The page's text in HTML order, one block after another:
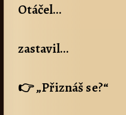
Otáčel…
zastavil…
👉 „Přiznáš se?“